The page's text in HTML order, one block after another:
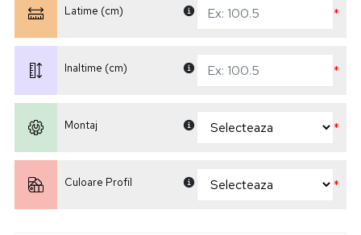
Latime (cm) *
Inaltime (cm) *
Montaj *
Culoare Profil *